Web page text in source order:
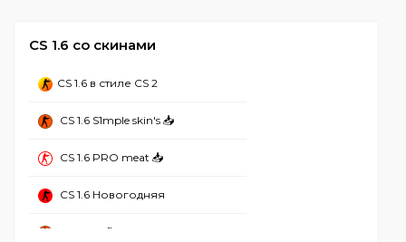
CS 1.6 со скинами
CS 1.6 в стиле CS 2
CS 1.6 S1mple skin's 📥
CS 1.6 PRO meat 📥
CS 1.6 Новогодняя
CS 1.6 Refined